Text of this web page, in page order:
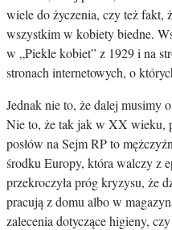
wiele do życzenia, czy też fakt,
wszystkim w kobiety biedne.
w „Piekle kobiet” z 1929 i na
stronach internetowych, o
Jednak nie to, że dalej musimy
Nie to, że tak jak w XX wieku,
posłów na Sejm RP to
środku Europy, która walczy z
przekroczyła próg kryzysu, że
pracują z domu albo w
zalecenia dotyczące higieny,